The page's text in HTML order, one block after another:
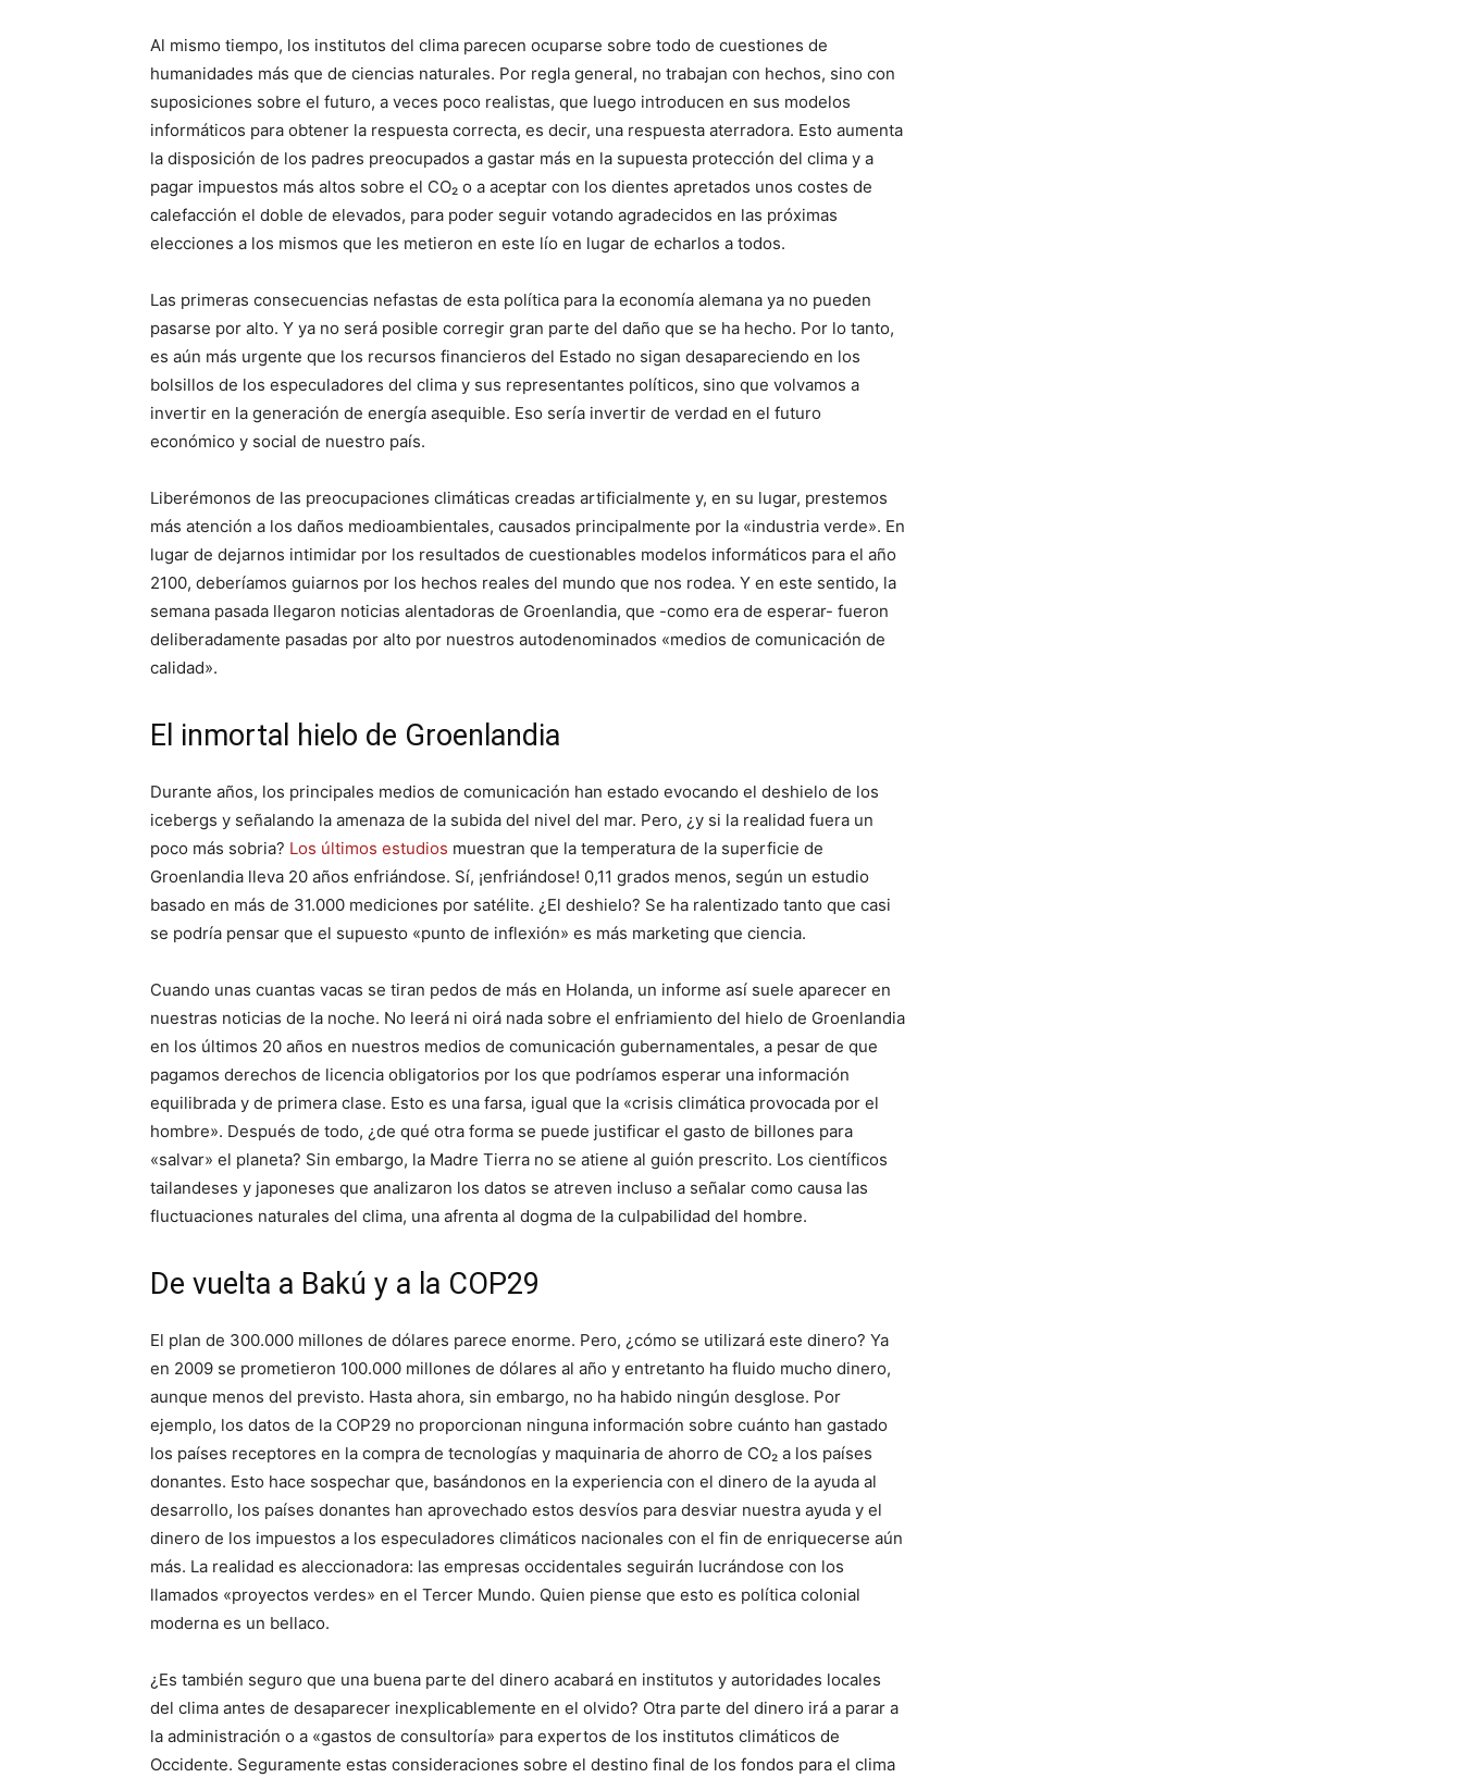
Al mismo tiempo, los institutos del clima parecen ocuparse sobre todo de cuestiones de
humanidades más que de ciencias naturales. Por regla general, no trabajan con hechos, sino con
suposiciones sobre el futuro, a veces poco realistas, que luego introducen en sus modelos
informáticos para obtener la respuesta correcta, es decir, una respuesta aterradora. Esto aumenta
la disposición de los padres preocupados a gastar más en la supuesta protección del clima y a
pagar impuestos más altos sobre el CO₂ o a aceptar con los dientes apretados unos costes de
calefacción el doble de elevados, para poder seguir votando agradecidos en las próximas
elecciones a los mismos que les metieron en este lío en lugar de echarlos a todos.
Las primeras consecuencias nefastas de esta política para la economía alemana ya no pueden
pasarse por alto. Y ya no será posible corregir gran parte del daño que se ha hecho. Por lo tanto,
es aún más urgente que los recursos financieros del Estado no sigan desapareciendo en los
bolsillos de los especuladores del clima y sus representantes políticos, sino que volvamos a
invertir en la generación de energía asequible. Eso sería invertir de verdad en el futuro
económico y social de nuestro país.
Liberémonos de las preocupaciones climáticas creadas artificialmente y, en su lugar, prestemos
más atención a los daños medioambientales, causados principalmente por la «industria verde». En
lugar de dejarnos intimidar por los resultados de cuestionables modelos informáticos para el año
2100, deberíamos guiarnos por los hechos reales del mundo que nos rodea. Y en este sentido, la
semana pasada llegaron noticias alentadoras de Groenlandia, que -como era de esperar- fueron
deliberadamente pasadas por alto por nuestros autodenominados «medios de comunicación de
calidad».
El inmortal hielo de Groenlandia
Durante años, los principales medios de comunicación han estado evocando el deshielo de los
icebergs y señalando la amenaza de la subida del nivel del mar. Pero, ¿y si la realidad fuera un
poco más sobria? Los últimos estudios muestran que la temperatura de la superficie de
Groenlandia lleva 20 años enfriándose. Sí, ¡enfriándose! 0,11 grados menos, según un estudio
basado en más de 31.000 mediciones por satélite. ¿El deshielo? Se ha ralentizado tanto que casi
se podría pensar que el supuesto «punto de inflexión» es más marketing que ciencia.
Cuando unas cuantas vacas se tiran pedos de más en Holanda, un informe así suele aparecer en
nuestras noticias de la noche. No leerá ni oirá nada sobre el enfriamiento del hielo de Groenlandia
en los últimos 20 años en nuestros medios de comunicación gubernamentales, a pesar de que
pagamos derechos de licencia obligatorios por los que podríamos esperar una información
equilibrada y de primera clase. Esto es una farsa, igual que la «crisis climática provocada por el
hombre». Después de todo, ¿de qué otra forma se puede justificar el gasto de billones para
«salvar» el planeta? Sin embargo, la Madre Tierra no se atiene al guión prescrito. Los científicos
tailandeses y japoneses que analizaron los datos se atreven incluso a señalar como causa las
fluctuaciones naturales del clima, una afrenta al dogma de la culpabilidad del hombre.
De vuelta a Bakú y a la COP29
El plan de 300.000 millones de dólares parece enorme. Pero, ¿cómo se utilizará este dinero? Ya
en 2009 se prometieron 100.000 millones de dólares al año y entretanto ha fluido mucho dinero,
aunque menos del previsto. Hasta ahora, sin embargo, no ha habido ningún desglose. Por
ejemplo, los datos de la COP29 no proporcionan ninguna información sobre cuánto han gastado
los países receptores en la compra de tecnologías y maquinaria de ahorro de CO₂ a los países
donantes. Esto hace sospechar que, basándonos en la experiencia con el dinero de la ayuda al
desarrollo, los países donantes han aprovechado estos desvíos para desviar nuestra ayuda y el
dinero de los impuestos a los especuladores climáticos nacionales con el fin de enriquecerse aún
más. La realidad es aleccionadora: las empresas occidentales seguirán lucrándose con los
llamados «proyectos verdes» en el Tercer Mundo. Quien piense que esto es política colonial
moderna es un bellaco.
¿Es también seguro que una buena parte del dinero acabará en institutos y autoridades locales
del clima antes de desaparecer inexplicablemente en el olvido? Otra parte del dinero irá a parar a
la administración o a «gastos de consultoría» para expertos de los institutos climáticos de
Occidente. Seguramente estas consideraciones sobre el destino final de los fondos para el clima